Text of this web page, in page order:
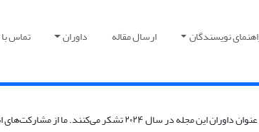
نویسندگان ارسال مقاله داوران تماس با
کمک گروه داوری، این مجله توانسته است مقالات با تأثیر بالایی را منتشر کند.